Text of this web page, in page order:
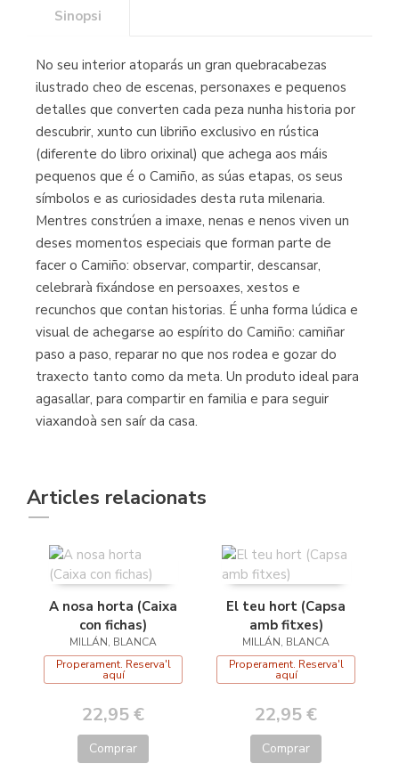
Sinopsi
No seu interior atoparás un gran quebracabezas
ilustrado cheo de escenas, personaxes e pequenos
detalles que converten cada peza nunha historia por
descubrir, xunto cun libriño exclusivo en rústica
(diferente do libro orixinal) que achega aos máis
pequenos que é o Camiño, as súas etapas, os seus
símbolos e as curiosidades desta ruta milenaria.
Mentres constrúen a imaxe, nenas e nenos viven un
deses momentos especiais que forman parte de
facer o Camiño: observar, compartir, descansar,
celebrarà fixándose en persoaxes, xestos e
recunchos que contan historias. É unha forma lúdica e
visual de achegarse ao espírito do Camiño: camiñar
paso a paso, reparar no que nos rodea e gozar do
traxecto tanto como da meta. Un produto ideal para
agasallar, para compartir en familia e para seguir
viaxandoà sen saír da casa.
Articles relacionats
A nosa horta (Caixa
con fichas)
MILLÁN, BLANCA
Properament. Reserva'l
aquí
22,95 €
Comprar
El teu hort (Capsa
amb fitxes)
MILLÁN, BLANCA
Properament. Reserva'l
aquí
22,95 €
Comprar